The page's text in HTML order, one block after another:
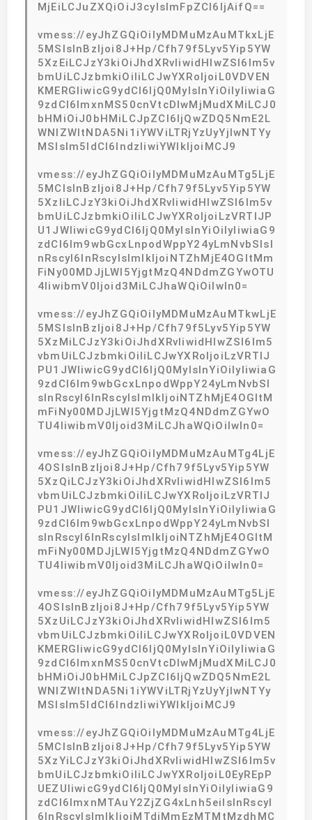
MjEiLCJuZXQiOiJ3cyIsImFpZCI6IjAifQ==
vmess://eyJhZGQiOiIyMDMuMzAuMTkxLjE
5MSIsInBzIjoi8J+Hp/Cfh79f5Lyv5Yip5YW
5XzEiLCJzY3kiOiJhdXRvIiwidHlwZSI6Im5v
bmUiLCJzbmkiOiIiLCJwYXRoIjoiL0VDVEN
KMERGIiwicG9ydCI6IjQ0MyIsInYiOiIyIiwiaG
9zdCI6ImxnMS50cnVtcDIwMjMudXMiLCJ0
bHMiOiJ0bHMiLCJpZCI6IjQwZDQ5NmE2L
WNlZWItNDA5Ni1iYWViLTRjYzUyYjIwNTYy
MSIsIm5ldCI6IndzIiwiYWlkIjoiMCJ9
vmess://eyJhZGQiOiIyMDMuMzAuMTg5LjE
5MCIsInBzIjoi8J+Hp/Cfh79f5Lyv5Yip5YW
5XzIiLCJzY3kiOiJhdXRvIiwidHlwZSI6Im5v
bmUiLCJzbmkiOiIiLCJwYXRoIjoiLzVRTlJP
U1JWIiwicG9ydCI6IjQ0MyIsInYiOiIyIiwiaG9
zdCI6Im9wbGcxLnpodWppY24yLmNvbSIsI
nRscyI6InRscyIsImlkIjoiNTZhMjE4OGItMm
FiNy00MDJjLWI5YjgtMzQ4NDdmZGYwOTU
4IiwibmV0Ijoid3MiLCJhaWQiOiIwIn0=
vmess://eyJhZGQiOiIyMDMuMzAuMTkwLjE
5MSIsInBzIjoi8J+Hp/Cfh79f5Lyv5Yip5YW
5XzMiLCJzY3kiOiJhdXRvIiwidHlwZSI6Im5
vbmUiLCJzbmkiOiIiLCJwYXRoIjoiLzVRTlJ
PU1JWIiwicG9ydCI6IjQ0MyIsInYiOiIyIiwiaG
9zdCI6Im9wbGcxLnpodWppY24yLmNvbSI
sInRscyI6InRscyIsImlkIjoiNTZhMjE4OGItM
mFiNy00MDJjLWI5YjgtMzQ4NDdmZGYwO
TU4IiwibmV0Ijoid3MiLCJhaWQiOiIwIn0=
vmess://eyJhZGQiOiIyMDMuMzAuMTg4LjE
4OSIsInBzIjoi8J+Hp/Cfh79f5Lyv5Yip5YW
5XzQiLCJzY3kiOiJhdXRvIiwidHlwZSI6Im5
vbmUiLCJzbmkiOiIiLCJwYXRoIjoiLzVRTlJ
PU1JWIiwicG9ydCI6IjQ0MyIsInYiOiIyIiwiaG
9zdCI6Im9wbGcxLnpodWppY24yLmNvbSI
sInRscyI6InRscyIsImlkIjoiNTZhMjE4OGItM
mFiNy00MDJjLWI5YjgtMzQ4NDdmZGYwO
TU4IiwibmV0Ijoid3MiLCJhaWQiOiIwIn0=
vmess://eyJhZGQiOiIyMDMuMzAuMTg5LjE
4OSIsInBzIjoi8J+Hp/Cfh79f5Lyv5Yip5YW
5XzUiLCJzY3kiOiJhdXRvIiwidHlwZSI6Im5
vbmUiLCJzbmkiOiIiLCJwYXRoIjoiL0VDVEN
KMERGIiwicG9ydCI6IjQ0MyIsInYiOiIyIiwiaG
9zdCI6ImxnMS50cnVtcDIwMjMudXMiLCJ0
bHMiOiJ0bHMiLCJpZCI6IjQwZDQ5NmE2L
WNlZWItNDA5Ni1iYWViLTRjYzUyYjIwNTYy
MSIsIm5ldCI6IndzIiwiYWlkIjoiMCJ9
vmess://eyJhZGQiOiIyMDMuMzAuMTg4LjE
5MCIsInBzIjoi8J+Hp/Cfh79f5Lyv5Yip5YW
5XzYiLCJzY3kiOiJhdXRvIiwidHlwZSI6Im5v
bmUiLCJzbmkiOiIiLCJwYXRoIjoiL0EyREpP
UEZUIiwicG9ydCI6IjQ0MyIsInYiOiIyIiwiaG9
zdCI6ImxnMTAuY2ZjZG4xLnh5eiIsInRscyI
6InRscyIsImlkIjoiMTdiMmEzMTMtMzdhMC